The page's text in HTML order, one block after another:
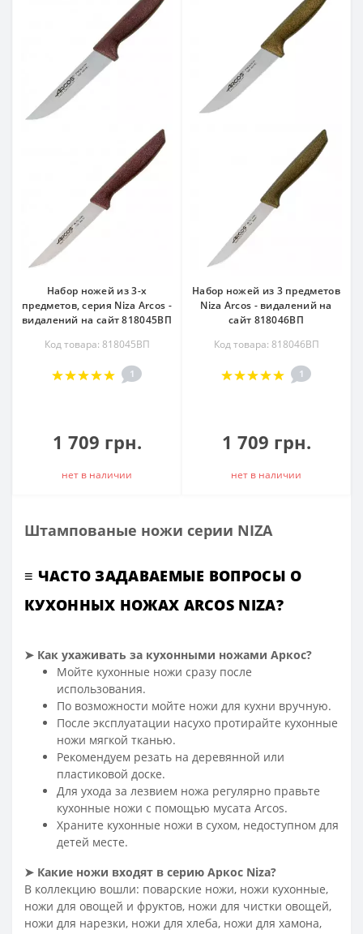
Набор ножей из 3-х
предметов, серия Niza Arcos -
видалений на сайт 818045ВП
Код товара: 818045ВП
1
1 709 грн.
нет в наличии
Набор ножей из 3 предметов
Niza Arcos - видалений на
сайт 818046ВП
Код товара: 818046ВП
1
1 709 грн.
нет в наличии
Штампованые ножи серии NIZA
≡ ЧАСТО ЗАДАВАЕМЫЕ ВОПРОСЫ О
КУХОННЫХ НОЖАХ ARCOS NIZA?
➤ Как ухаживать за кухонными ножами Аркос?
Мойте кухонные ножи сразу после
использования.
По возможности мойте ножи для кухни вручную.
После эксплуатации насухо протирайте кухонные
ножи мягкой тканью.
Рекомендуем резать на деревянной или
пластиковой доске.
Для ухода за лезвием ножа регулярно правьте
кухонные ножи с помощью мусата Arcos.
Храните кухонные ножи в сухом, недоступном для
детей месте.
➤ Какие ножи входят в серию Аркос Niza?
В коллекцию вошли: поварские ножи, ножи кухонные,
ножи для овощей и фруктов, ножи для чистки овощей,
ножи для нарезки, ножи для хлеба, ножи для хамона,